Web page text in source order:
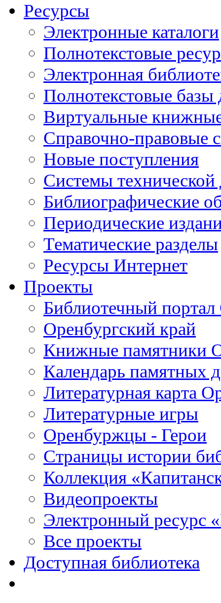
Ресурсы
Электронные каталоги
Полнотекстовые
Электронная
Полнотекстовые
Виртуальные
Справочно-правовые
Новые поступления
Cистемы
Библиографические
Периодические
Тематические разделы
Ресурсы Интернет
Проекты
Библиотечный портал
Оренбургский край
Книжные памятники
Календарь памятных
Литературная карта
Литературные игры
Оренбуржцы - Герои
Страницы истории
Коллекция
Видеопроекты
Электронный ресурс
Все проекты
Доступная библиотека